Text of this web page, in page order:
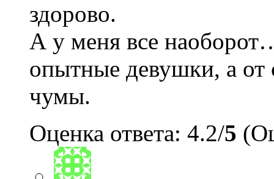
здорово.
А у меня все
опытные девушки, а от
чумы.
Оценка ответа: 4.2/5